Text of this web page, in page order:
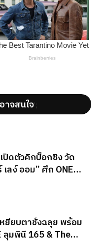
จสนใจ';
ปิดตัวคิกบ็อกซิง วัด
ลง์ ออม” ศึก ONE
ยียบตาชั่งฉลุย พร้อม
ลุมพินี 165 & The